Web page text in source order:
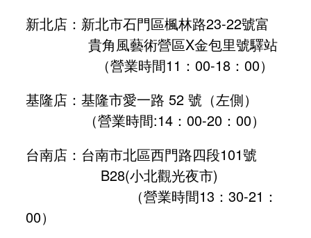
新北店：新北市石門區楓林路23-22號富
貴角風藝術營區X金包里號驛站
（營業時間11：00-18：00）
基隆店：基隆市愛一路 52 號（左側）
（營業時間:14：00-20：00）
台南店：台南市北區西門路四段101號
B28(小北觀光夜市)
（營業時間13：30-21：
00）